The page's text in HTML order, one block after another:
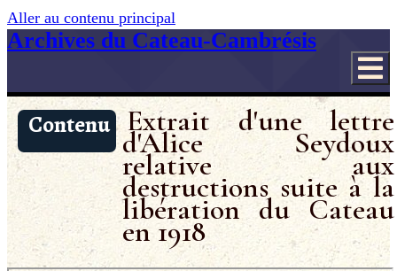
Aller au contenu principal
Archives du Cateau-Cambrésis
Contenu Extrait d'une lettre
d'Alice Seydoux
relative aux
destructions suite à la
libération du Cateau
en 1918